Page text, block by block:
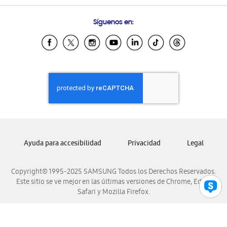
Samsung Ecuador
Samsung El Salvador
Samsung Honduras
Samsung Nicaragua
Samsung Panamá
Samsung Venezuela
Síguenos en:
Copyright© 1995-2025 SAMSUNG Todos los Derechos Reservados.
Este sitio se ve mejor en las últimas versiones de Chrome, Edge,
Safari y Mozilla Firefox.
Ayuda para accesibilidad Privacidad Legal